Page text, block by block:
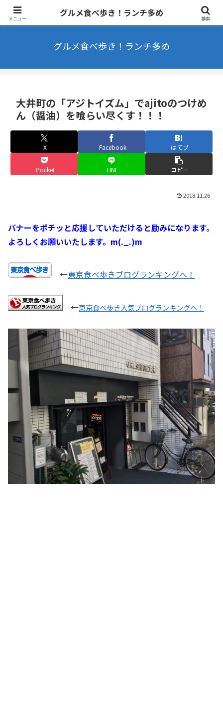
東京を中心にラーメンやカフェなどを食べ歩きするブログ ランチ・B級グル
メ多め
グルメ食べ歩き！ランチ多め
大井町の「アジトイズム」でajitoのつけめ
ん（醤油）を喰らい尽くす！！！
X Facebook はてブ
Pocket LINE コピー
2018.11.26
バナーをポチッと応援していただけると励みになります。
よろしくお願いいたします。m(._.)m
←東京食べ歩きブログランキングへ！
←東京食べ歩き人気ブログランキングへ！
メニュー
グルメ食べ歩き！ランチ多め
検索